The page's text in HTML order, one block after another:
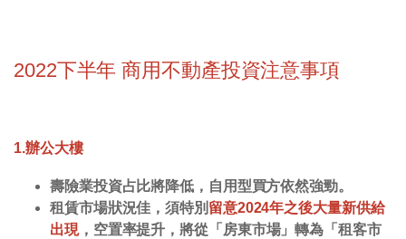
2022下半年 商用不動產投資注意事項
1.辦公大樓
壽險業投資占比將降低，自用型買方依然強勁。
租賃市場狀況佳，須特別 留意2024年之後大量新供給
出現，空置率提升，將從「房東市場」轉為「租客市